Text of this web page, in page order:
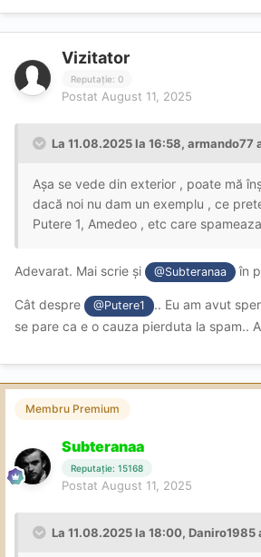
Vizitator
Reputație: 0
Postat August 11, 2025
La 11.08.2025 la 16:58, armando77
Așa se vede din exterior , poate mă
dacă noi nu dam un exemplu , ce
Putere 1, Amedeo , etc care
Adevarat. Mai scrie și @Subteranaa în
Cât despre @Putere1
.. Eu am avut
se pare ca e o cauza pierduta la spam..
Membru Premium
Subteranaa
Reputație: 15168
Postat August 11, 2025
La 11.08.2025 la 18:00, Daniro1985